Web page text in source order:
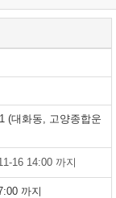
(대화동, 고양종합운
16 14:00 까지
까지